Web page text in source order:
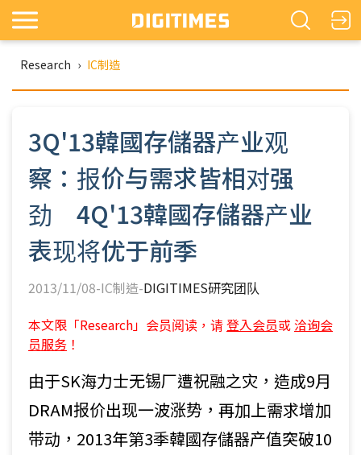
Research › IC制造
3Q'13韓國存儲器产业观
察：报价与需求皆相对强
劲 4Q'13韓國存儲器产业
表现将优于前季
2013/11/08-IC制造-DIGITIMES研究团队
本文限「Research」会员阅读，请登入会员或 洽询会
员服务 ！
由于SK海力士无锡厂遭祝融之灾，造成9月
DRAM报价出现一波涨势，再加上需求增加
带动，2013年第3季韓國存儲器产值突破10